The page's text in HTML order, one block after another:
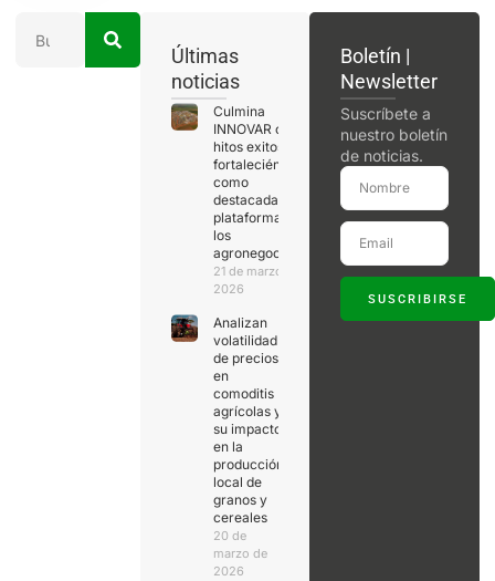
Últimas
noticias
Culmina
INNOVAR con
hitos exitosos,
fortaleciéndose
como
destacada
plataforma de
los
agronegocios
21 de marzo de
2026
Analizan
volatilidad
de precios
en
comoditis
agrícolas y
su impacto
en la
producción
local de
granos y
cereales
20 de
marzo de
2026
Boletín |
Newsletter
Suscríbete a
nuestro boletín
de noticias.
SUSCRIBIRSE